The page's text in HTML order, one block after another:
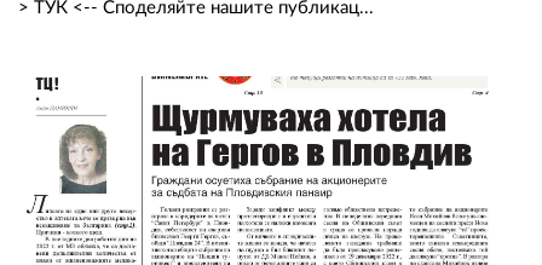
> ТУК <-- Споделяйте нашите публикац...